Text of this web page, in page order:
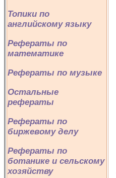
Топики по
английскому языку
Рефераты по
математике
Рефераты по музыке
Остальные
рефераты
Рефераты по
биржевому делу
Рефераты по
ботанике и сельскому
хозяйству